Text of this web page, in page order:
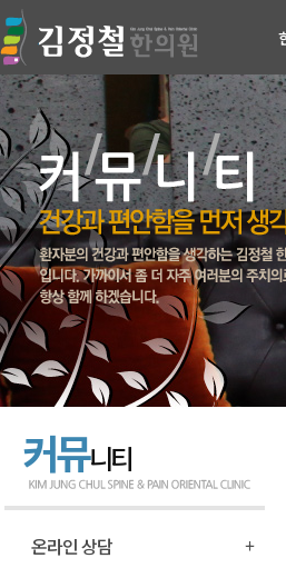
의
진
검
치
병
찾
커뮤니티
온라인 상담